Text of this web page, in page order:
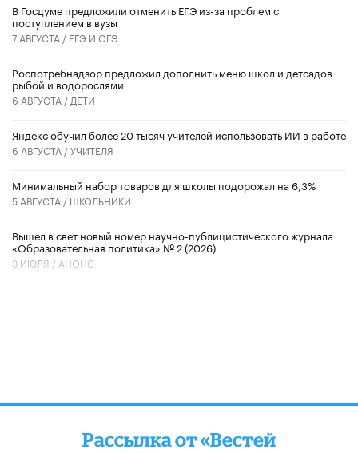
В Госдуме предложили отменить ЕГЭ из-за проблем с
поступлением в вузы
7 АВГУСТА / ЕГЭ И ОГЭ
Роспотребнадзор предложил дополнить меню школ и детсадов
рыбой и водорослями
6 АВГУСТА / ДЕТИ
​Яндекс обучил более 20 тысяч учителей использовать ИИ в работе
6 АВГУСТА /УЧИТЕЛЯ
Минимальный набор товаров для школы подорожал на 6,3%
5 АВГУСТА / ШКОЛЬНИКИ
Вышел в свет новый номер научно-публицистического журнала
«Образовательная политика» № 2 (2026)
3 ИЮЛЯ / АНОНС
Рассылка от «Вестей